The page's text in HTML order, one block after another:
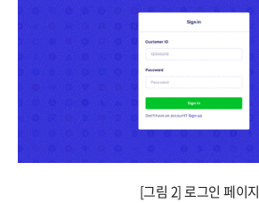
[그림 2] 로그인 페이지